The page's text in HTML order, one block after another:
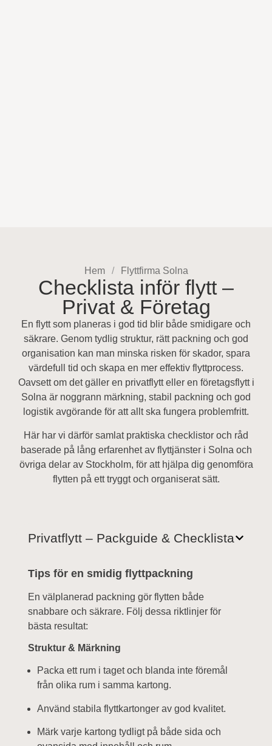
Hem Flyttfirma Solna
Checklista inför flytt –
Privat & Företag
En flytt som planeras i god tid blir både smidigare och
säkrare. Genom tydlig struktur, rätt packning och god
organisation kan man minska risken för skador, spara
värdefull tid och skapa en mer effektiv flyttprocess.
Oavsett om det gäller en privatflytt eller en företagsflytt i
Solna är noggrann märkning, stabil packning och god
logistik avgörande för att allt ska fungera problemfritt.
Här har vi därför samlat praktiska checklistor och råd
baserade på lång erfarenhet av flyttjänster i Solna och
övriga delar av Stockholm, för att hjälpa dig genomföra
flytten på ett tryggt och organiserat sätt.
Privatflytt – Packguide & Checklista
Tips för en smidig flyttpackning
En välplanerad packning gör flytten både
snabbare och säkrare. Följ dessa riktlinjer för
bästa resultat:
Struktur & Märkning
Packa ett rum i taget och blanda inte föremål
från olika rum i samma kartong.
Använd stabila flyttkartonger av god kvalitet.
Märk varje kartong tydligt på både sida och